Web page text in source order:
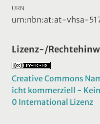
URN
urn:nbn:at:at-vhsa-
Lizenz-/
Creative Commons
icht kommerziell -
0 International Lizenz